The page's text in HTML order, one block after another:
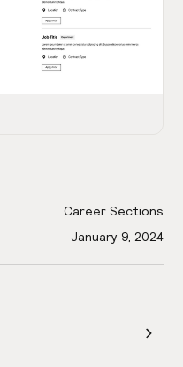
Career Sections
January 9, 2024